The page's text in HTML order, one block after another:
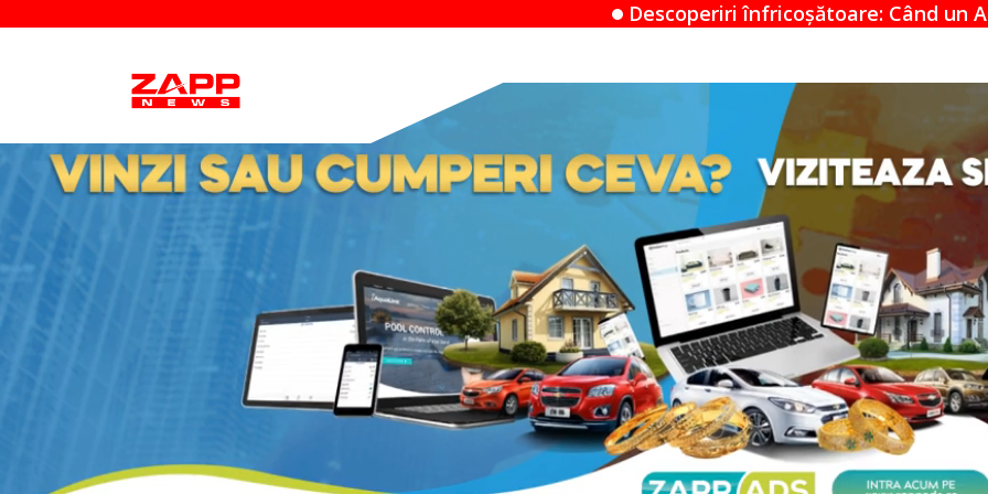
Descoperiri înfricoșătoare: Când un Airbnb devine un